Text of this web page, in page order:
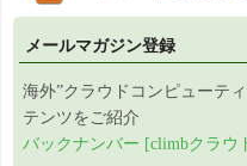
メールマガジン登録
海外”クラウドコンピューテ
テンツをご紹介
バックナンバー [climbクラウ